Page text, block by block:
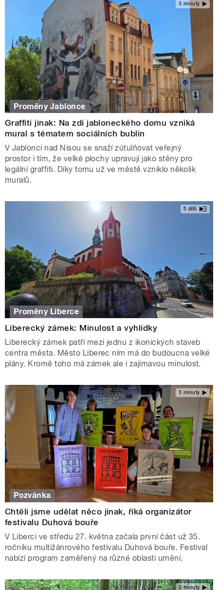
3 minuty
Proměny Jablonce
Graffiti jinak: Na zdi jabloneckého domu vzniká
mural s tématem sociálních bublin
V Jablonci nad Nisou se snaží zútulňovat veřejný
prostor i tím, že velké plochy upravují jako stěny pro
legální graffiti. Díky tomu už ve městě vzniklo několik
muralů.
5 dílů
Proměny Liberce
Liberecký zámek: Minulost a vyhlídky
Liberecký zámek patří mezi jednu z ikonických staveb
centra města. Město Liberec ním má do budoucna velké
plány. Kromě toho má zámek ale i zajímavou minulost.
3 minuty
Pozvánka
Chtěli jsme udělat něco jinak, říká organizátor
festivalu Duhová bouře
V Liberci ve středu 27. května začala první část už 35.
ročníku multižánrového festivalu Duhová bouře. Festival
nabízí program zaměřený na různé oblasti umění.
3 minuty